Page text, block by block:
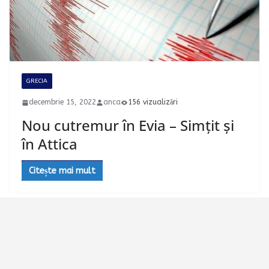
GRECIA
decembrie 15, 2022 anca 156 vizualizări
Nou cutremur în Evia – Simțit și
în Attica
Citește mai mult